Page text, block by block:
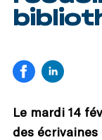
Le mardi 14
des